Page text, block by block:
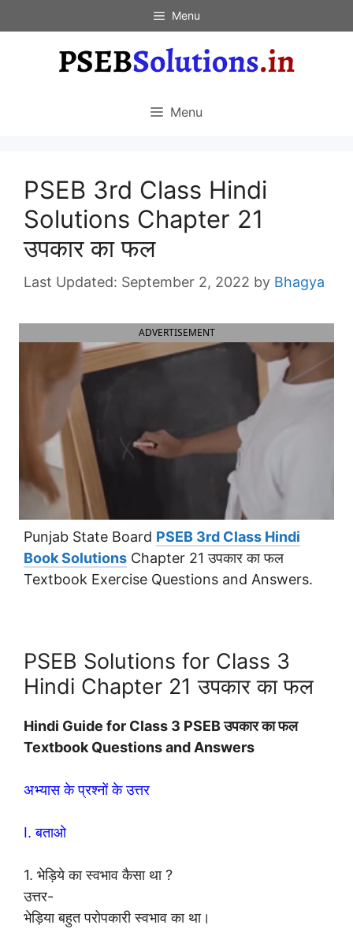
to
Menu
Menu
PSEB 3rd Class Hindi
Solutions Chapter 21
उपकार का फल
September 2, 2022 by Bhagya
ADVERTISEMENT
Punjab State Board PSEB 3rd Class Hindi
Book Solutions Chapter 21 उपकार का फल
Textbook Exercise Questions and Answers.
PSEB Solutions for Class 3
Hindi Chapter 21 उपकार का फल
Hindi Guide for Class 3 PSEB उपकार का फल
Textbook Questions and Answers
अभ्यास के प्रश्नों के उत्तर
I. बताओ
1. भेड़िये का स्वभाव कैसा था ?
उत्तर-
भेड़िया बहुत परोपकारी स्वभाव का था।